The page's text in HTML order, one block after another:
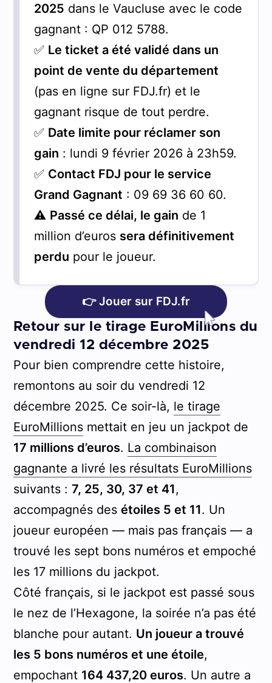
2025 dans le Vaucluse avec le code
gagnant : QP 012 5788.
✅ Le ticket a été validé dans un
point de vente du département
(pas en ligne sur FDJ.fr) et le
gagnant risque de tout perdre.
✅ Date limite pour réclamer son
gain : lundi 9 février 2026 à 23h59.
✅ Contact FDJ pour le service
Grand Gagnant : 09 69 36 60 60.
⚠️ Passé ce délai, le gain de 1
million d’euros sera définitivement
perdu pour le joueur.
👉 Jouer sur FDJ.fr
Retour sur le tirage EuroMillions du
vendredi 12 décembre 2025
Pour bien comprendre cette histoire,
remontons au soir du vendredi 12
décembre 2025. Ce soir-là, le tirage
EuroMillionsmettait en jeu un jackpot de
17 millions d’euros. La combinaison
gagnante a livré les résultats EuroMillions
suivants : 7, 25, 30, 37 et 41,
accompagnés des étoiles 5 et 11. Un
joueur européen — mais pas français — a
trouvé les sept bons numéros et empoché
les 17 millions du jackpot.
Côté français, si le jackpot est passé sous
le nez de l’Hexagone, la soirée n’a pas été
blanche pour autant. Un joueur a trouvé
les 5 bons numéros et une étoile,
empochant 164 437,20 euros. Un autre a